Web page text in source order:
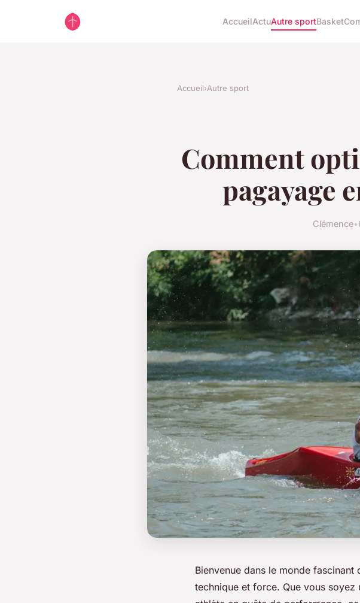
AccueilActuAutre sportBasket
Accueil›Autre sport
Comment
pagayage
Clémence•
Bienvenue dans le monde fascinant
technique et force. Que vous soyez